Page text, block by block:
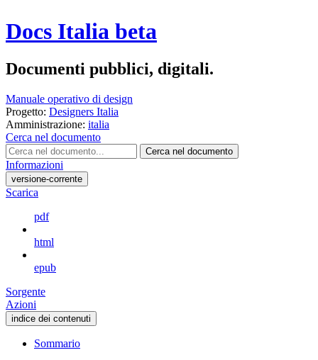
Docs Italia beta
Documenti pubblici, digitali.
Manuale operativo di design
Progetto: Designers Italia
Amministrazione: italia
Cerca nel documento
Cerca nel documento
Informazioni
versione-corrente
Scarica
pdf
html
epub
Sorgente
Azioni
indice dei contenuti
Sommario